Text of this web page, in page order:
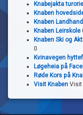
Knabejakta
Knaben
Knaben
Knaben Leirskole
Knaben Ski og
0
Kvinavegen
Løgeheia på
Røde Kors på
Visit Knaben Visit